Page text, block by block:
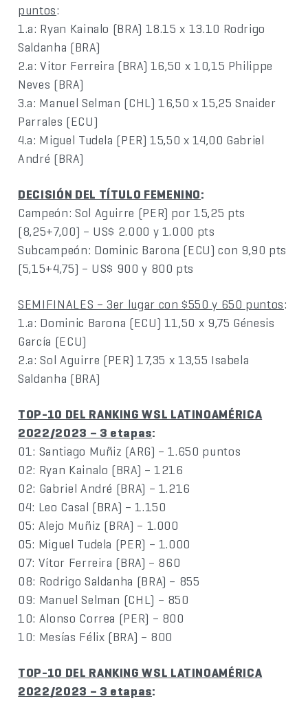
puntos:
1.a: Ryan Kainalo (BRA) 18.15 x 13.10 Rodrigo
Saldanha (BRA)
2.a: Vitor Ferreira (BRA) 16,50 x 10,15 Philippe
Neves (BRA)
3.a: Manuel Selman (CHL) 16,50 x 15,25 Snaider
Parrales (ECU)
4.a: Miguel Tudela (PER) 15,50 x 14,00 Gabriel
André (BRA)
DECISIÓN DEL TÍTULO FEMENINO:
Campeón: Sol Aguirre (PER) por 15,25 pts
(8,25+7,00) – US$ 2.000 y 1.000 pts
Subcampeón: Dominic Barona (ECU) con 9,90 pts
(5,15+4,75) – US$ 900 y 800 pts
SEMIFINALES – 3er lugar con $550 y 650 puntos:
1.a: Dominic Barona (ECU) 11,50 x 9,75 Génesis
García (ECU)
2.a: Sol Aguirre (PER) 17,35 x 13,55 Isabela
Saldanha (BRA)
TOP-10 DEL RANKING WSL LATINOAMÉRICA
2022/2023 – 3 etapas:
01: Santiago Muñiz (ARG) – 1.650 puntos
02: Ryan Kainalo (BRA) – 1216
02: Gabriel André (BRA) – 1.216
04: Leo Casal (BRA) – 1.150
05: Alejo Muñiz (BRA) – 1.000
05: Miguel Tudela (PER) – 1.000
07: Vítor Ferreira (BRA) – 860
08: Rodrigo Saldanha (BRA) – 855
09: Manuel Selman (CHL) – 850
10: Alonso Correa (PER) – 800
10: Mesías Félix (BRA) – 800
TOP-10 DEL RANKING WSL LATINOAMÉRICA
2022/2023 – 3 etapas: